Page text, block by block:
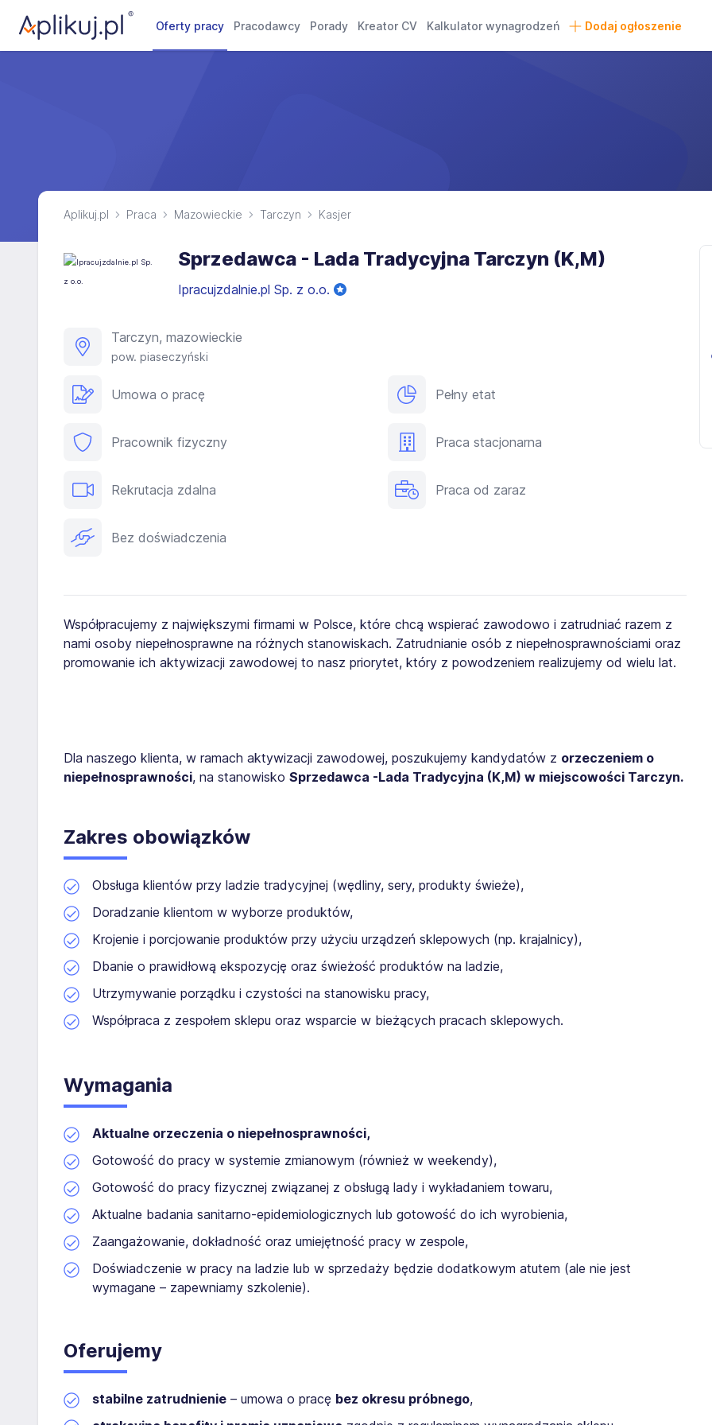
Oferty pracy Pracodawcy Porady Kreator CV Kalkulator wynagrodzeń Dodaj ogłoszenie
Aplikuj.pl Praca Mazowieckie Tarczyn Kasjer
Sprzedawca - Lada Tradycyjna Tarczyn (K,M)
Ipracujzdalnie.pl Sp. z o.o.
Tarczyn, mazowieckie
pow. piaseczyński
Umowa o pracę Pełny etat
Pracownik fizyczny Praca stacjonarna
Rekrutacja zdalna Praca od zaraz
Bez doświadczenia
Współpracujemy z największymi firmami w Polsce, które chcą wspierać zawodowo i zatrudniać razem z
nami osoby niepełnosprawne na różnych stanowiskach. Zatrudnianie osób z niepełnosprawnościami oraz
promowanie ich aktywizacji zawodowej to nasz priorytet, który z powodzeniem realizujemy od wielu lat.
Dla naszego klienta, w ramach aktywizacji zawodowej, poszukujemy kandydatów z orzeczeniem o
niepełnosprawności, na stanowisko Sprzedawca -Lada Tradycyjna (K,M) w miejscowości Tarczyn.
Zakres obowiązków
Obsługa klientów przy ladzie tradycyjnej (wędliny, sery, produkty świeże),
Doradzanie klientom w wyborze produktów,
Krojenie i porcjowanie produktów przy użyciu urządzeń sklepowych (np. krajalnicy),
Dbanie o prawidłową ekspozycję oraz świeżość produktów na ladzie,
Utrzymywanie porządku i czystości na stanowisku pracy,
Współpraca z zespołem sklepu oraz wsparcie w bieżących pracach sklepowych.
Wymagania
Aktualne orzeczenia o niepełnosprawności,
Gotowość do pracy w systemie zmianowym (również w weekendy),
Gotowość do pracy fizycznej związanej z obsługą lady i wykładaniem towaru,
Aktualne badania sanitarno-epidemiologicznych lub gotowość do ich wyrobienia,
Zaangażowanie, dokładność oraz umiejętność pracy w zespole,
Doświadczenie w pracy na ladzie lub w sprzedaży będzie dodatkowym atutem (ale nie jest
wymagane – zapewniamy szkolenie).
Oferujemy
stabilne zatrudnienie – umowa o pracę bez okresu próbnego,